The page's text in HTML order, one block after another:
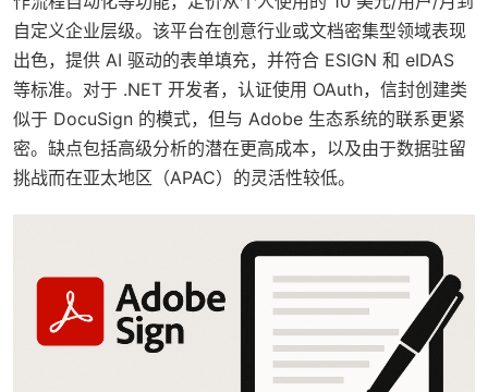
自定义企业层级。该平台在创意行业或文档密集型领域表现
出色，提供 AI 驱动的表单填充，并符合 ESIGN 和 eIDAS
等标准。对于 .NET 开发者，认证使用 OAuth，信封创建类
似于 DocuSign 的模式，但与 Adobe 生态系统的联系更紧
密。缺点包括高级分析的潜在更高成本，以及由于数据驻留
挑战而在亚太地区（APAC）的灵活性较低。